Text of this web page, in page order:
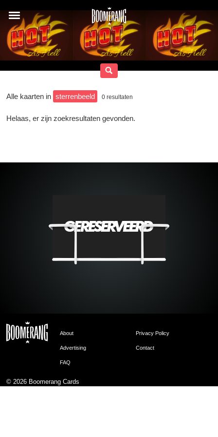
Alle kaarten in sterrenbeeld 0 resultaten
Helaas, er zijn zoekresultaten gevonden.
About Privacy Policy
Advertising Contact
FAQ
© 2026 Boomerang Cards